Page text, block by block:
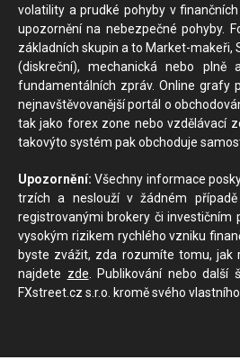
volatility a prudké pohyby v
upozornění na nebezpečné pohyby.
základních skupin a to Market-makeři,
(diskreční), mechanická nebo
fundamentálních zpráv. Online grafy
nejnavštěvovanější portál o
tak jako forex zone nebo vzdělávací
takovýto systém pak obchoduje
Upozornění: Všechny informace
trzích a neslouží v žádném
registrovanými brokery či investičním
vysokým rizikem rychlého vzniku
byste zvážit, zda rozumíte tomu, jak
najdete zde. Publikování nebo další
FXstreet.cz s.r.o. kromě svého